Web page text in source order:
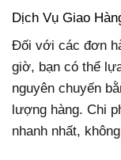
Dịch Vụ Giao
Đối với các đơn
giờ, bạn có thể
nguyên chuyến
lượng hàng. Chi
nhanh nhất,